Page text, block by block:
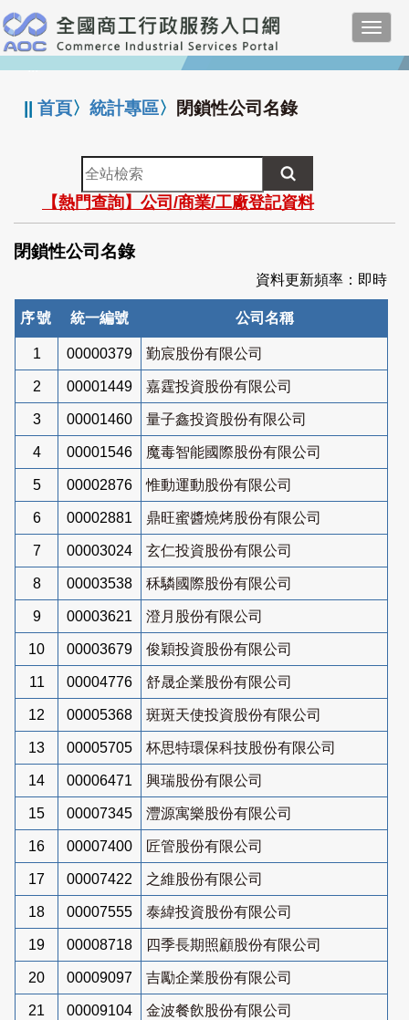
跳
到
主
要
:::
||首頁〉統計專區〉 閉鎖性公司名錄
全
站
檢
索
【熱門查詢】公司/商業/工廠登記資料
閉鎖性公司名錄
資料更新頻率：即時
序號 統一編號 公司名稱
1 00000379 勤宸股份有限公司
2 00001449 嘉霆投資股份有限公司
3 00001460 量子鑫投資股份有限公司
4 00001546 魔毒智能國際股份有限公司
5 00002876 惟動運動股份有限公司
6 00002881 鼎旺蜜醬燒烤股份有限公司
7 00003024 玄仁投資股份有限公司
8 00003538 秝驎國際股份有限公司
9 00003621 澄月股份有限公司
10 00003679 俊穎投資股份有限公司
11 00004776 舒晟企業股份有限公司
12 00005368 斑斑天使投資股份有限公司
13 00005705 杯思特環保科技股份有限公司
14 00006471 興瑞股份有限公司
15 00007345 灃源寓樂股份有限公司
16 00007400 匠管股份有限公司
17 00007422 之維股份有限公司
18 00007555 泰緯投資股份有限公司
19 00008718 四季長期照顧股份有限公司
20 00009097 吉勵企業股份有限公司
21 00009104 金波餐飲股份有限公司